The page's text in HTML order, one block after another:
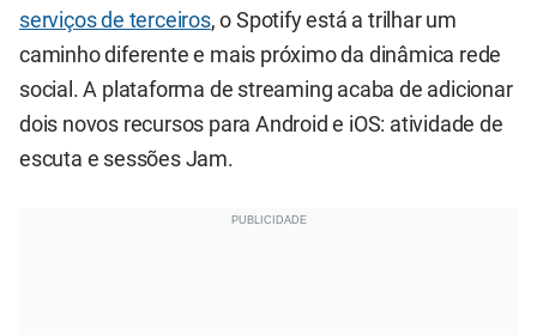
serviços de terceiros, o Spotify está a trilhar um
caminho diferente e mais próximo da dinâmica rede
social. A plataforma de streaming acaba de adicionar
dois novos recursos para Android e iOS: atividade de
escuta e sessões Jam.